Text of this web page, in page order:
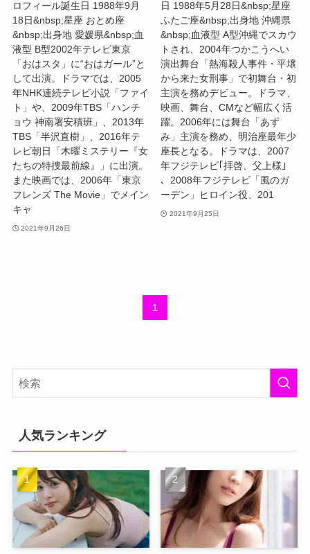
ロフィール誕生日 1988年9月
18日&nbsp;星座 おとめ座
&nbsp;出身地 愛媛県&nbsp;血
液型 B型2002年テレビ東京
「おはスタ」に“おはガール”と
して出演。ドラマでは、2005
年NHK連続テレビ小説「ファイ
ト」や、2009年TBS「ハンチ
ョウ 神南署安積班」、2013年
TBS「半沢直樹」、2016年テ
レビ朝日「木曜ミステリー『女
たちの特捜最前線』」に出演。
また映画では、2006年「東京
フレンズ The Movie」でメイン
キャ
2021年9月26日
日 1988年5月28日&nbsp;星座
ふたご座&nbsp;出身地 沖縄県
&nbsp;血液型 A型沖縄でスカウ
トされ、2004年つかこうへい
演出舞台「熱海殺人事件・平壌
から来た女刑事」で初舞台・初
主演を務めデビュー。ドラマ、
映画、舞台、CMなど幅広く活
躍。2006年には舞台「あず
み」主演を務め、明治座最年少
座長となる。ドラマは、2007
年フジテレビ｢拝啓、父上様｣
、2008年フジテレビ「風のガ
ーデン」ヒロイン役、201
2021年9月25日
1
人気ランキング